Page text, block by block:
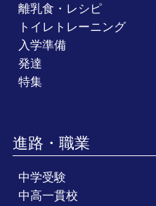
離乳食・レシピ
トイレトレーニング
入学準備
発達
特集
進路・職業
中学受験
中高一貫校